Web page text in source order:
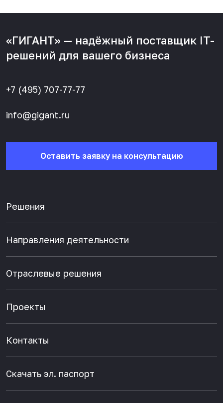
«ГИГАНТ» — надёжный поставщик IT-
решений для вашего бизнеса
+7 (495) 707-77-77
info@gigant.ru
Оставить заявку на консультацию
Решения
Направления деятельности
Отраслевые решения
Проекты
Контакты
Скачать эл. паспорт